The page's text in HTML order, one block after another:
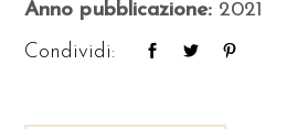
Anno pubblicazione: 2021
Condividi: